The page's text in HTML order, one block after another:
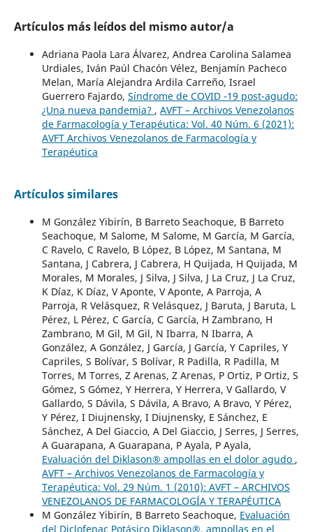
Artículos más leídos del mismo autor/a
Adriana Paola Lara Álvarez, Andrea Carolina Salamea
Urdiales, Iván Paúl Chacón Vélez, Benjamín Pacheco
Melan, María Alejandra Ardila Carreño, Israel
Guerrero Fajardo, Síndrome de COVID -19 post-agudo:
¿Una nueva pandemia? , AVFT – Archivos Venezolanos
de Farmacología y Terapéutica: Vol. 40 Núm. 6 (2021):
AVFT Archivos Venezolanos de Farmacología y
Terapéutica
Artículos similares
M González Yibirín, B Barreto Seachoque, B Barreto
Seachoque, M Salome, M Salome, M García, M García,
C Ravelo, C Ravelo, B López, B López, M Santana, M
Santana, J Cabrera, J Cabrera, H Quijada, H Quijada, M
Morales, M Morales, J Silva, J Silva, J La Cruz, J La Cruz,
K Díaz, K Díaz, V Aponte, V Aponte, A Parroja, A
Parroja, R Velásquez, R Velásquez, J Baruta, J Baruta, L
Pérez, L Pérez, C García, C García, H Zambrano, H
Zambrano, M Gil, M Gil, N Ibarra, N Ibarra, A
González, A González, J García, J García, Y Capriles, Y
Capriles, S Bolívar, S Bolívar, R Padilla, R Padilla, M
Torres, M Torres, Z Arenas, Z Arenas, P Ortiz, P Ortiz, S
Gómez, S Gómez, Y Herrera, Y Herrera, V Gallardo, V
Gallardo, S Dávila, S Dávila, A Bravo, A Bravo, Y Pérez,
Y Pérez, I Diujnensky, I Diujnensky, E Sánchez, E
Sánchez, A Del Giaccio, A Del Giaccio, J Serres, J Serres,
A Guarapana, A Guarapana, P Ayala, P Ayala,
Evaluación del Diklason® ampollas en el dolor agudo ,
AVFT – Archivos Venezolanos de Farmacología y
Terapéutica: Vol. 29 Núm. 1 (2010): AVFT – ARCHIVOS
VENEZOLANOS DE FARMACOLOGÍA Y TERAPÉUTICA
M González Yibirín, B Barreto Seachoque, Evaluación
del Diclofenac Potásico Diklason®, ampollas en el